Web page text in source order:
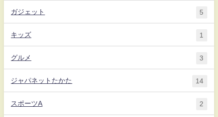
ガジェット 5
キッズ 1
グルメ 3
ジャパネットたかた 14
スポーツA 2